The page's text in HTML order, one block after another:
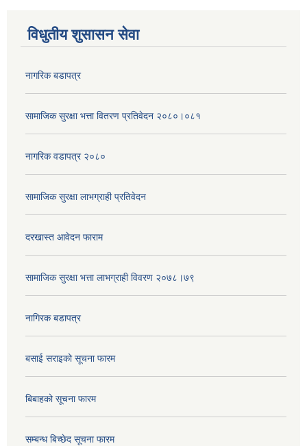
विधुतीय शुसासन सेवा
नागरिक बडापत्र
सामाजिक सुरक्षा भत्ता वितरण प्रतिवेदन २०८०।०८१
नागरिक वडापत्र २०८०
सामाजिक सुरक्षा लाभग्राही प्रतिवेदन
दरखास्त आवेदन फाराम
सामाजिक सुरक्षा भत्ता लाभग्राही विवरण २०७८।७९
नागिरक बडापत्र
बसाई सराइको सूचना फारम
बिबाहको सूचना फारम
सम्बन्ध बिच्छेद सूचना फारम